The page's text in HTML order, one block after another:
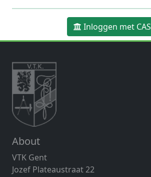
Inloggen met CAS
About
VTK Gent
Jozef Plateaustraat 22